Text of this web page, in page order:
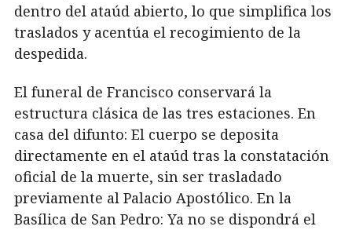
dentro del ataúd abierto, lo que simplifica los
traslados y acentúa el recogimiento de la
despedida.
El funeral de Francisco conservará la
estructura clásica de las tres estaciones. En
casa del difunto: El cuerpo se deposita
directamente en el ataúd tras la constatación
oficial de la muerte, sin ser trasladado
previamente al Palacio Apostólico. En la
Basílica de San Pedro: Ya no se dispondrá el